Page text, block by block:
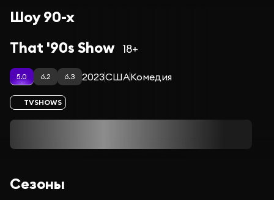
Шоу 90-х
That '90s Show 18+
5.0 6.2 6.3 2023СШАКомедия
TVSHOWS
Сезоны